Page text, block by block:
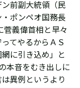
前副大統領（民
ポンペオ国務長
菅義偉首相と早々
ってやるからＡＳ
に引き込め」と
本音をむき出しに
異例というより